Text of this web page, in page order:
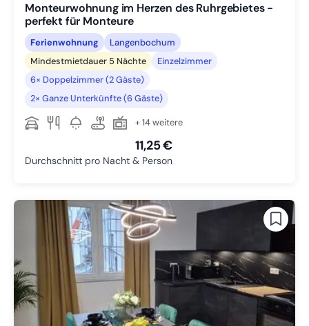
Monteurwohnung im Herzen des Ruhrgebietes -
perfekt für Monteure
Ferienwohnung
Langenbochum
Mindestmietdauer 5 Nächte
Einzelzimmer
6× Doppelzimmer (2 Gäste)
2× Ganze Unterkünfte (6 Gäste)
+ 14 weitere
11,25 €
Durchschnitt pro Nacht & Person